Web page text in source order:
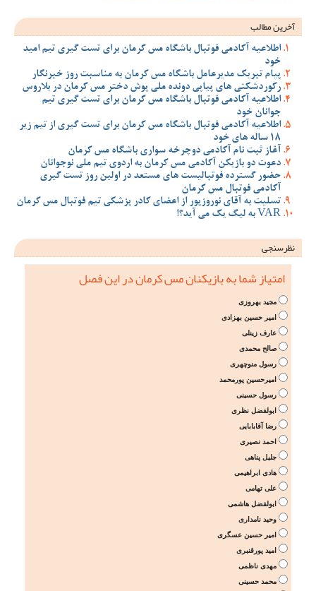
آخرین مطالب
اطلاعیه آکادمی فوتبال باشگاه مس کرمان برای تست گیری تیم امید
خود
پیام تبریک مدیرعامل باشگاه مس کرمان به مناسبت روز خبرنگار
رکوردشکنی های پیاپی دونده ملی پوش دختر مس کرمان در بلاروس
اطلاعیه آکادمی فوتبال باشگاه مس کرمان برای تست گیری تیم
جوانان خود
اطلاعیه آکادمی فوتبال باشگاه مس کرمان برای تست گیری از تیم زیر
18 ساله های خود
آغاز ثبت نام آکادمی دوچرخه سواری باشگاه مس کرمان
دعوت دو بازیکن آکادمی مس کرمان به اردوی تیم ملی نوجوانان
حضور گسترده فوتبالیست های مستعد در اولین روز تست گیری
آکادمی فوتبال مس کرمان
تسلیت به آقای نوروزپور از اعضای کادر پزشکی تیم فوتبال مس کرمان
VAR به لیگ یک می آید؟!
نظرسنجی
امتیاز شما به بازیکنان مس کرمان در این فصل
مجید بهروزی
امیر حسین بهزادی
عارف زینلی
صالح محمدی
رسول منوچهری
امیرحسین پورمحمد
رسول حسینی
ابولفضل نظری
رضا آقابابایی
احمد نصیری
جلیل پناهی
هادی ابراهیمی
علی تهامی
ابولفضل هاشمی
وحید نامداری
امیر حسین عسگری
امید پورقنبری
مهدی ناظمی
محمد حسینی